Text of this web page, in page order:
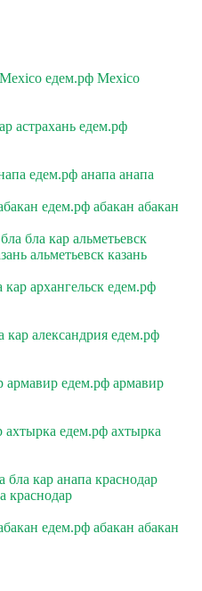
едем.рф Mexico
астрахань едем.рф
едем.рф анапа анапа
едем.рф абакан абакан
бла кар альметьевск
альметьевск казань
кар архангельск едем.рф
кар александрия едем.рф
армавир едем.рф армавир
ахтырка едем.рф ахтырка
бла кар анапа краснодар
краснодар
едем.рф абакан абакан